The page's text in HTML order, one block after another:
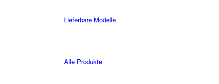
Lieferbare Modelle
Alle Produkte